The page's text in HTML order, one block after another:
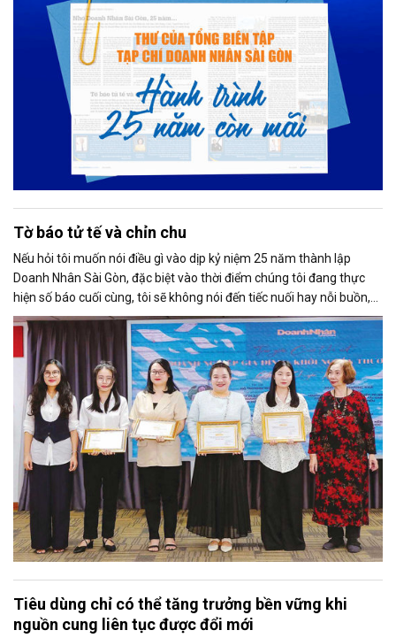
Tờ báo tử tế và chỉn chu
Nếu hỏi tôi muốn nói điều gì vào dịp kỷ niệm 25 năm thành lập
Doanh Nhân Sài Gòn, đặc biệt vào thời điểm chúng tôi đang thực
hiện số báo cuối cùng, tôi sẽ không nói đến tiếc nuối hay nỗi buồn,
thay vào đó là niềm tự hào. Bởi khi nghĩ về Doanh Nhân Sài Gòn, tôi
luôn nghĩ đó là một tờ báo “tử tế, chỉn chu”. Những điều tưởng như
rất bình thường ấy đã nuôi dưỡng tôi suốt 25 năm làm nghề. Và có
lẽ sẽ còn theo tôi đến hết cuộc đời cầm bút.
Tiêu dùng chỉ có thể tăng trưởng bền vững khi
nguồn cung liên tục được đổi mới